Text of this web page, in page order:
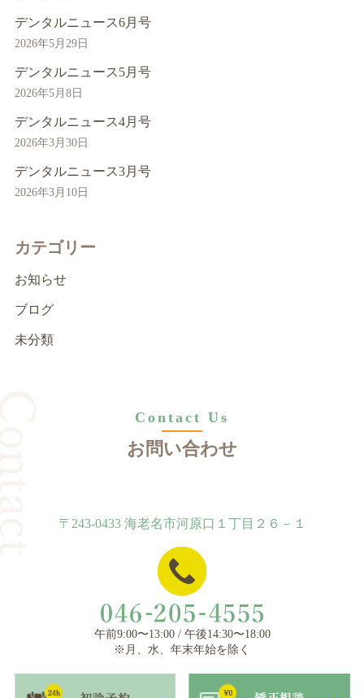
デンタルニュース6月号
2026年5月29日
デンタルニュース5月号
2026年5月8日
デンタルニュース4月号
2026年3月30日
デンタルニュース3月号
2026年3月10日
カテゴリー
お知らせ
ブログ
未分類
Contact Us
お問い合わせ
〒243-0433 海老名市河原口１丁目２６－１
午前9:00〜13:00 / 午後14:30〜18:00
※月、水、年末年始を除く